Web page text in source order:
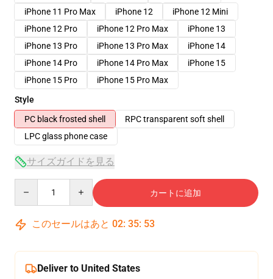
iPhone 11 Pro Max
iPhone 12
iPhone 12 Mini
iPhone 12 Pro
iPhone 12 Pro Max
iPhone 13
iPhone 13 Pro
iPhone 13 Pro Max
iPhone 14
iPhone 14 Pro
iPhone 14 Pro Max
iPhone 15
iPhone 15 Pro
iPhone 15 Pro Max
Style
PC black frosted shell
RPC transparent soft shell
LPC glass phone case
サイズガイドを見る
カートに追加
このセールはあと 02: 35: 53
Deliver to United States